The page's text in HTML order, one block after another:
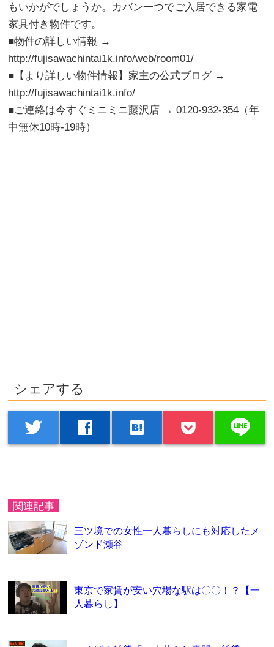
もいかがでしょうか。カバン一つでご入居できる家電
家具付き物件です。
■物件の詳しい情報 →
http://fujisawachintai1k.info/web/room01/
■【より詳しい物件情報】家主の公式ブログ →
http://fujisawachintai1k.info/
■ご連絡は今すぐミニミニ藤沢店 → 0120-932-354（年
中無休10時-19時）
シェアする
twitter facebook hatenabookmark line
関連記事
三ツ境での女性一人暮らしにも対応したメ
ゾンド瀬谷
東京で家賃が安い穴場な駅は〇〇！？【一
人暮らし】